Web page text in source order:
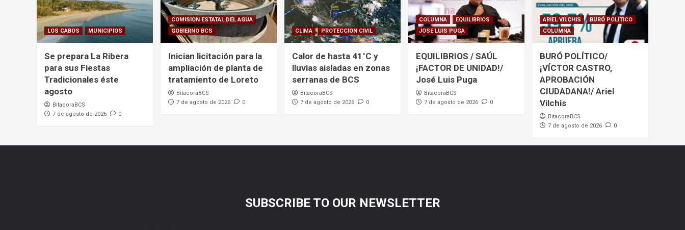
LOS CABOS MUNICIPIOS
Se prepara La Ribera
para sus Fiestas
Tradicionales éste
agosto
BitacoraBCS
7 de agosto de 2026
0
COMISION ESTATAL DEL AGUA
GOBIERNO BCS
Inician licitación para la
ampliación de planta de
tratamiento de Loreto
BitacoraBCS
7 de agosto de 2026
0
CLIMA PROTECCION CIVIL
Calor de hasta 41°C y
lluvias aisladas en zonas
serranas de BCS
BitacoraBCS
7 de agosto de 2026
0
COLUMNA
EQUILIBRIOS
JOSE LUIS PUGA
EQUILIBRIOS / SAÚL
¡FACTOR DE UNIDAD!/
José Luis Puga
BitacoraBCS
7 de agosto de 2026
0
ARIEL VILCHIS
BURÓ POLÍTICO
COLUMNA
BURÓ POLÍTICO/
¡VÍCTOR CASTRO,
APROBACIÓN
CIUDADANA!/ Ariel
Vilchis
BitacoraBCS
7 de agosto de 2026
0
SUBSCRIBE TO OUR NEWSLETTER